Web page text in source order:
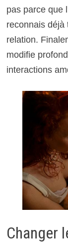
pas parce que
reconnais déjà
relation.
modifie
interactions
Changer